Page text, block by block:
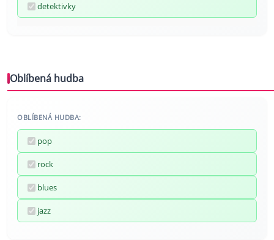
detektivky
Oblíbená hudba
OBLÍBENÁ HUDBA:
pop
rock
blues
jazz